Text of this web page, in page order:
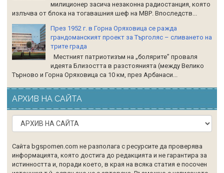
милиционер засича незаконна радиостанция, която
излъчва от блока на тогавашния шеф на МВР. Впоследств...
През 1952 г. в Горна Оряховица се ражда
грандоманският проект за Търголяс – сливането на
трите града
Местният патриотизъм на „болярите” проваля
идеята Близостта в разстоянията (между Велико
Търново и Горна Оряховица са 10 км, през Арбанаси...
АРХИВ НА САЙТА
Сайта bgspomen.com не разполага с ресурсите да проверява
информацията, която достига до редакцията и не гарантира за
истинността и, поради което, в края на всяка статия е посочен